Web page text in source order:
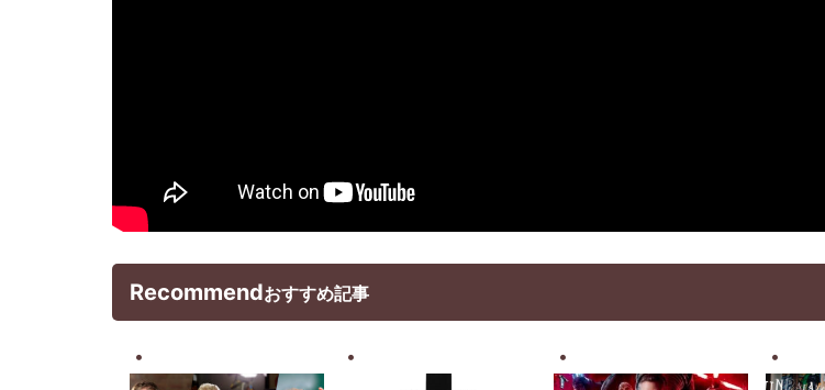
Recommendおすすめ記事